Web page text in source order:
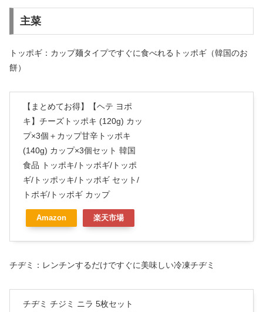
主菜
トッポギ：カップ麺タイプですぐに食べれるトッポギ（韓国のお
餅）
【まとめてお得】【ヘテ ヨポ
キ】チーズトッポキ (120g) カッ
プ×3個＋カップ甘辛トッポキ
(140g) カップ×3個セット 韓国
食品 トッポキ/トッポギ/トッポ
ギ/トッポッキ/トッポギ セット/
トポギ/トッポギ カップ
Amazon 楽天市場
チヂミ：レンチンするだけですぐに美味しい冷凍チヂミ
チヂミ チジミ ニラ 5枚セット